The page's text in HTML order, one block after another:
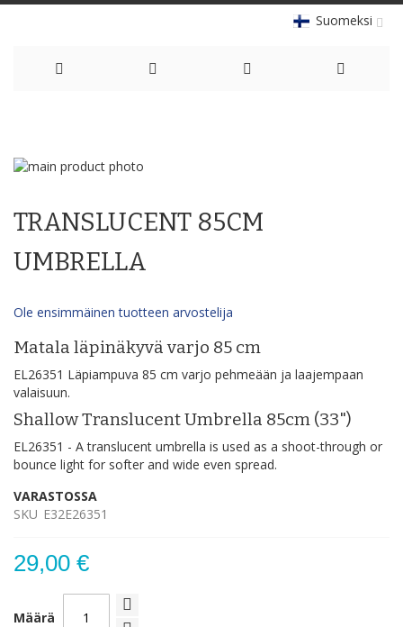
Suomeksi
Content
Skip
end
the
images
the
of
the
gallery
TRANSLUCENT 85CM
UMBRELLA
Ole ensimmäinen tuotteen arvostelija
Matala läpinäkyvä varjo 85 cm
EL26351 Läpiampuva 85 cm varjo pehmeään ja laajempaan
valaisuun.
Shallow Translucent Umbrella 85cm (33")
EL26351 - A translucent umbrella is used as a shoot-through or
bounce light for softer and wide even spread.
VARASTOSSA
SKU E32E26351
29,00 €
Määrä